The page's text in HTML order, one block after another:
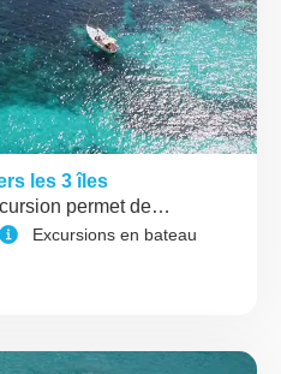
les 3 îles
permet de…
Excursions en bateau